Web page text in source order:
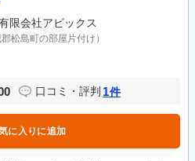
限会社アビックス
郡松島町の部屋片付け）
口コミ・評判 1件
に入りに追加